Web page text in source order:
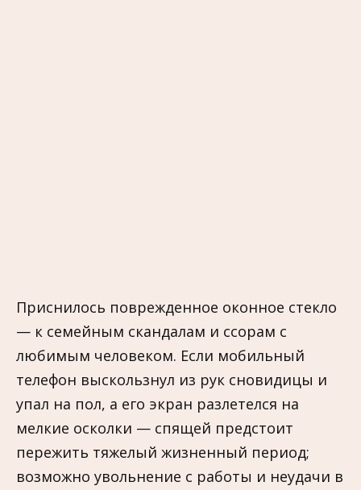
Приснилось поврежденное оконное стекло
— к семейным скандалам и ссорам с
любимым человеком. Если мобильный
телефон выскользнул из рук сновидицы и
упал на пол, а его экран разлетелся на
мелкие осколки — спящей предстоит
пережить тяжелый жизненный период;
возможно увольнение с работы и неудачи в